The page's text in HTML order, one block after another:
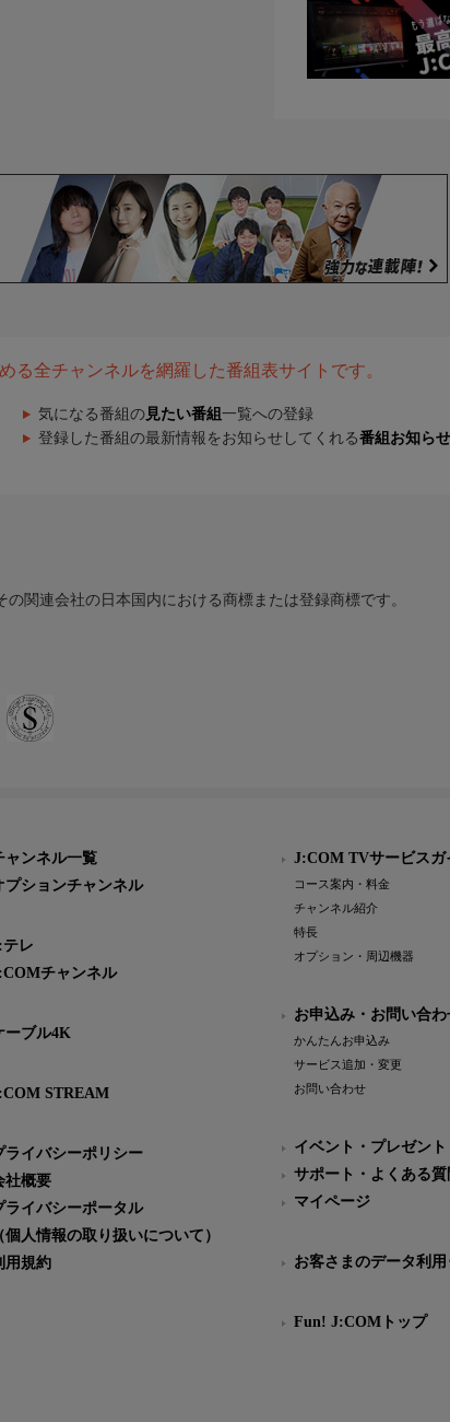
る全チャンネルを網羅した番組表サイトです。
気になる番組の 見たい番組 一覧への登録
登録した番組の最新情報をお知らせしてくれる番組お知ら
関連会社の日本国内における商標または登録商標です。
ャンネル一覧
プションチャンネル
レ
チャンネル
ーブル4K
STREAM
ライバシーポリシー
社概要
ライバシーポータル
個人情報の取り扱いについて）
用規約
J:COM TVサービスガ
コース案内・料金
チャンネル紹介
特長
オプション・周辺機器
お申込み・お問い合わ
かんたんお申込み
サービス追加・変更
お問い合わせ
イベント・プレゼント
サポート・よくある質
マイページ
お客さまのデータ利
Fun! J:COMトップ